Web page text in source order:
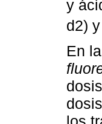
y
d2)
En